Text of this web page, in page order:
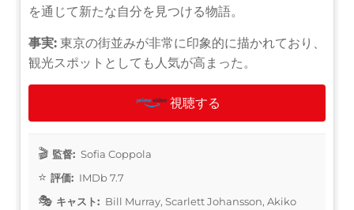
を通じて新たな自分を見つける物語。
事実: 東京の街並みが非常に印象的に描かれており、
観光スポットとしても人気が高まった。
視聴する
監督: Sofia Coppola
評価: IMDb 7.7
キャスト: Bill Murray, Scarlett Johansson, Akiko